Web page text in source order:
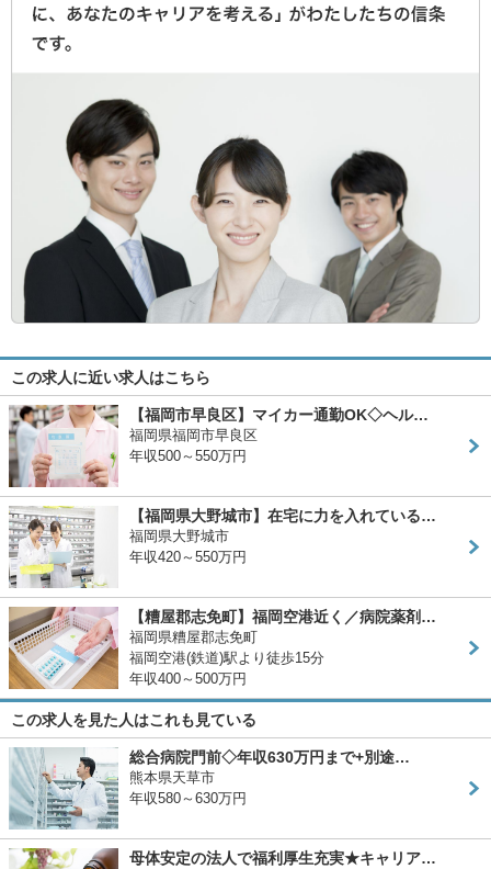
この求人に近い求人はこちら
【福岡市早良区】マイカー通勤OK◇ヘル…
福岡県福岡市早良区
年収500～550万円
【福岡県大野城市】在宅に力を入れている…
福岡県大野城市
年収420～550万円
【糟屋郡志免町】福岡空港近く／病院薬剤…
福岡県糟屋郡志免町
福岡空港(鉄道)駅より徒歩15分
年収400～500万円
この求人を見た人はこれも見ている
総合病院門前◇年収630万円まで+別途…
熊本県天草市
年収580～630万円
母体安定の法人で福利厚生充実★キャリア…